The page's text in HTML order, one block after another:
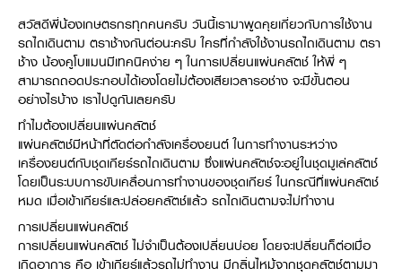
โดรนการเกษตร
สำนักงานต่างประเทศ
ศูนย์บริการในต่างประเทศ
ประเทศคู่ค้า
โฆษณาคูโบต้า
ข่าวกิจกรรมเพื่อสังคม
โครงการตามแนวพระราชดำริ
การพัฒนาชุมชน และสังคม
การศึกษา และเยาวชน
สิ่งแวดล้อมความปลอดภัยและอาชีวอนามัย
คูโบต้าร่วมมือเกษตรร่วมใจ
โครงการเกษตรแปลงใหญ่
เอกสารดาวน์โหลด
วารสารออนไลน์
เช่าซื้อ
คูโบต้า สโตร์
KAS เกษตรครบวงจร
คูโบต้าฟาร์ม
คูโบต้าแฟมิลี่
ภาษา
ไทย English
สวัสดีพี่น้องเกษตรกรทุกคนครับ วันนี้เรามาพูดคุยเกี่ยวกับการใช้งาน
รถไถเดินตาม ตราช้างกันต่อนะครับ ใครที่กำลังใช้งานรถไถเดินตาม ตรา
ช้าง น้องคูโบแมนมีเทคนิคง่าย ๆ ในการเปลี่ยนแผ่นคลัตช์ ให้พี่ ๆ
สามารถถอดประกอบได้เองโดยไม่ต้องเสียเวลารอช่าง จะมีขั้นตอน
อย่างไรบ้าง เราไปดูกันเลยครับ
ทำไมต้องเปลี่ยนแผ่นคลัตช์
แผ่นคลัตช์มีหน้าที่ตัดต่อกำลังเครื่องยนต์ ในการทำงานระหว่าง
เครื่องยนต์กับชุดเกียร์รถไถเดินตาม ซึ่งแผ่นคลัตช์จะอยู่ในชุดมูเล่คลัตช์
โดยเป็นระบบการขับเคลื่อนการทำงานของชุดเกียร์ ในกรณีที่แผ่นคลัตช์
หมด เมื่อเข้าเกียร์และปล่อยคลัตช์แล้ว รถไถเดินตามจะไม่ทำงาน
การเปลี่ยนแผ่นคลัตช์
การเปลี่ยนแผ่นคลัตช์ ไม่จำเป็นต้องเปลี่ยนบ่อย โดยจะเปลี่ยนก็ต่อเมื่อ
เกิดอาการ คือ เข้าเกียร์แล้วรถไม่ทำงาน มีกลิ่นไหม้จากชุดคลัตช์ตามมา